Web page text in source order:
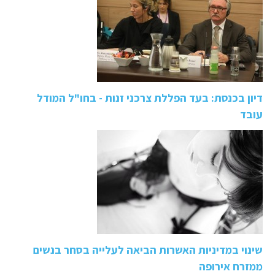
דיון בכנסת: בעד הפללת צרכני זנות - בחו"ל המודל
עובד
שינוי במדיניות האשרות הביאה לעלייה בסחר בנשים
ממזרח אירופה